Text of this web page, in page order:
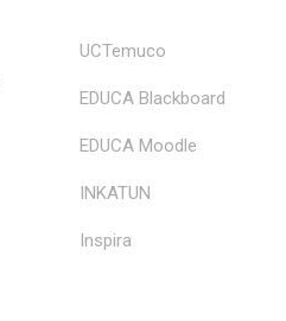
UCTemuco
EDUCA Blackboard
EDUCA Moodle
INKATUN
Inspira